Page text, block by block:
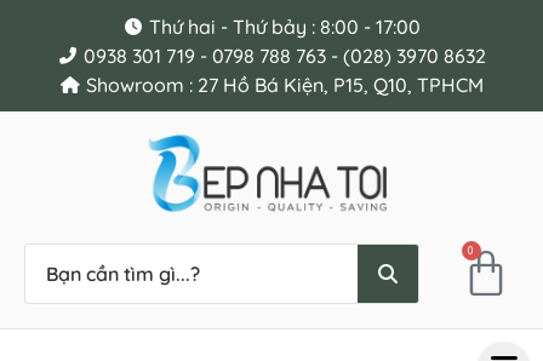
Thứ hai - Thứ bảy : 8:00 - 17:00
0938 301 719 - 0798 788 763 - (028) 3970 8632
Showroom : 27 Hồ Bá Kiện, P15, Q10, TPHCM
0